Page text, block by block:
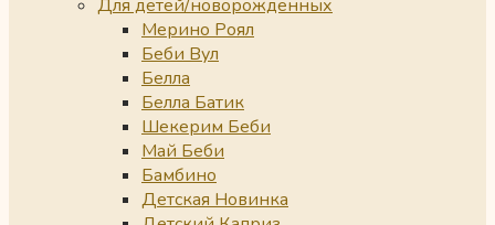
Для детей/новорожденных
Мерино Роял
Беби Вул
Белла
Белла Батик
Шекерим Беби
Май Беби
Бамбино
Детская Новинка